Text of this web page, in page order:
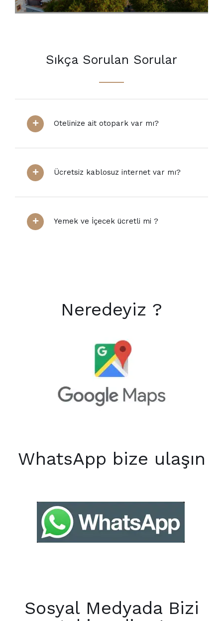
Sıkça Sorulan Sorular
Otelinize ait otopark var mı?
Ücretsiz kablosuz internet var mı?
Yemek ve İçecek ücretli mi ?
Neredeyiz ?
WhatsApp bize ulaşın
Sosyal Medyada Bizi